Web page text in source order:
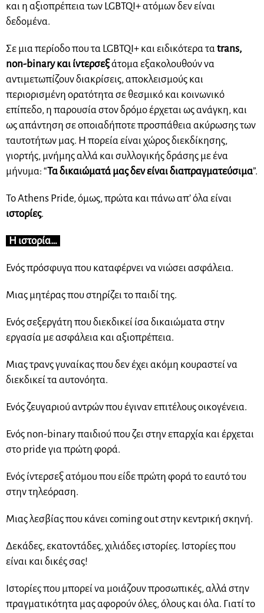
και η αξιοπρέπεια των LGBTQI+ ατόμων δεν είναι
δεδομένα.
Σε μια περίοδο που τα LGBTQI+ και ειδικότερα ταtrans,
non-binary και ίντερσεξάτομα εξακολουθούν να
αντιμετωπίζουν διακρίσεις, αποκλεισμούς και
περιορισμένη ορατότητα σε θεσμικό και κοινωνικό
επίπεδο, η παρουσία στον δρόμο έρχεται ως ανάγκη, και
ως απάντηση σε οποιαδήποτε προσπάθεια ακύρωσης των
ταυτοτήτων μας. Η πορεία είναι χώρος διεκδίκησης,
γιορτής, μνήμης αλλά και συλλογικής δράσης με ένα
μήνυμα: “Τα δικαιώματά μας δεν είναι διαπραγματεύσιμα”.
To Athens Pride, όμως, πρώτα και πάνω απ’ όλα είναι
ιστορίες.
Η ιστορία…
Ενός πρόσφυγα που καταφέρνει να νιώσει ασφάλεια.
Μιας μητέρας που στηρίζει το παιδί της.
Ενός σεξεργάτη που διεκδικεί ίσα δικαιώματα στην
εργασία με ασφάλεια και αξιοπρέπεια.
Μιας τρανς γυναίκας που δεν έχει ακόμη κουραστεί να
διεκδικεί τα αυτονόητα.
Ενός ζευγαριού αντρών που έγιναν επιτέλους οικογένεια.
Ενός non-binary παιδιού που ζει στην επαρχία και έρχεται
στο pride για πρώτη φορά.
Ενός ίντερσεξ ατόμου που είδε πρώτη φορά το εαυτό του
στην τηλεόραση.
Μιας λεσβίας που κάνει coming out στην κεντρική σκηνή.
Δεκάδες, εκατοντάδες, χιλιάδες ιστορίες. Ιστορίες που
είναι και δικές σας!
Ιστορίες που μπορεί να μοιάζουν προσωπικές, αλλά στην
πραγματικότητα μας αφορούν όλες, όλους και όλα. Γιατί το